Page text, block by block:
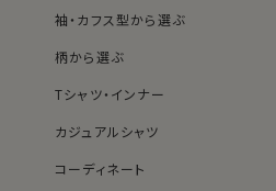
袖・カフス型から選ぶ
柄から選ぶ
Tシャツ・インナー
カジュアルシャツ
コーディネート